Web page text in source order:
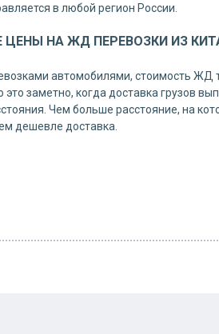
в любой регион России.
НА ЖД ПЕРЕВОЗКИ ИЗ
автомобилями, стоимость ЖД
заметно, когда доставка грузов
Чем больше расстояние, на
дешевле доставка.